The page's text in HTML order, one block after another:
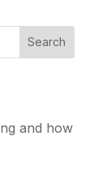
Search
and how